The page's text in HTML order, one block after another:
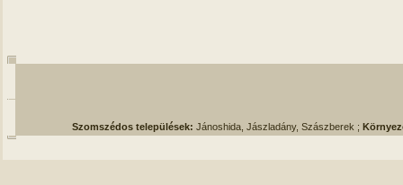
Szomszédos települések: Jánoshida, Jászladány, Szászberek ;